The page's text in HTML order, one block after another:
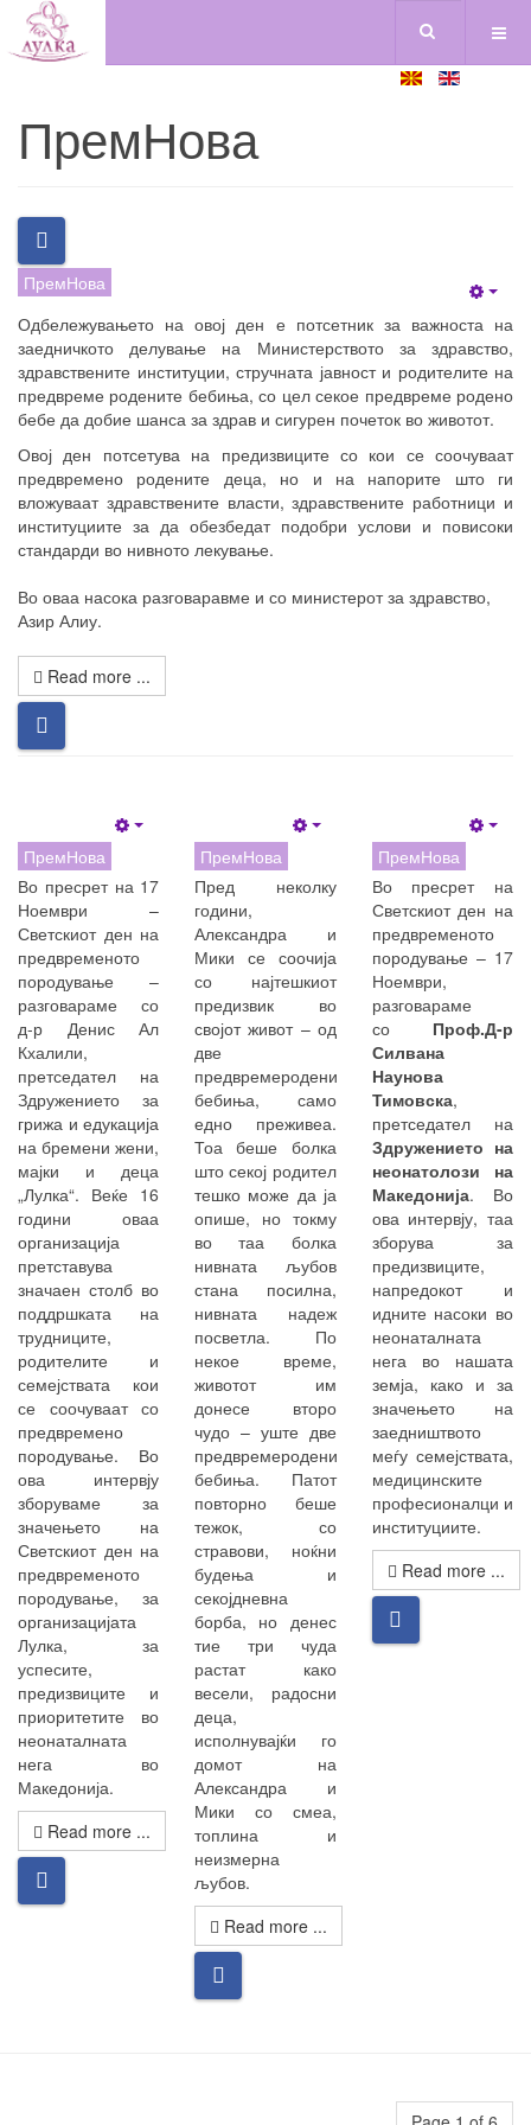
ПремНова
ПремНова
Одбележувањето на овој ден е потсетник за важноста на
заедничкото делување на Министерството за здравство,
здравствените институции, стручната јавност и родителите на
предвреме родените бебиња, со цел секое предвреме родено
бебе да добие шанса за здрав и сигурен почеток во животот.
Овој ден потсетува на предизвиците со кои се соочуваат
предвремено родените деца, но и на напорите што ги
вложуваат здравствените власти, здравствените работници и
институциите за да обезбедат подобри услови и повисоки
стандарди во нивното лекување.
Во оваа насока разговаравме и со министерот за здравство,
Азир Алиу.
Read more ...
ПремНова
Во пресрет на 17
Ноември –
Светскиот ден на
предвременото
породување –
разговараме со
д-р Денис Ал
Кхалили,
претседател на
Здружението за
грижа и едукација
на бремени жени,
мајки и деца
„Лулка“. Веќе 16
години оваа
организација
претставува
значаен столб во
поддршката на
трудниците,
родителите и
семејствата кои
се соочуваат со
предвремено
породување. Во
ова интервју
зборуваме за
значењето на
Светскиот ден на
предвременото
породување, за
организацијата
Лулка, за
успесите,
предизвиците и
приоритетите во
неонаталната
нега во
Македонија.
Read more ...
ПремНова
Пред неколку
години,
Александра и
Мики се соочија
со најтешкиот
предизвик во
својот живот – од
две
предвремеродени
бебиња, само
едно преживеа.
Тоа беше болка
што секој родител
тешко може да ја
опише, но токму
во таа болка
нивната љубов
стана посилна,
нивната надеж
посветла. По
некое време,
животот им
донесе второ
чудо – уште две
предвремеродени
бебиња. Патот
повторно беше
тежок, со
стравови, ноќни
будења и
секојдневна
борба, но денес
тие три чуда
растат како
весели, радосни
деца,
исполнувајќи го
домот на
Александра и
Мики со смеа,
топлина и
неизмерна
љубов.
Read more ...
ПремНова
Во пресрет на
Светскиот ден на
предвременото
породување – 17
Ноември,
разговараме
соПроф.Д-р
Силвана
Наунова
Тимовска,
претседател на
Здружението на
неонатолози на
Македонија. Во
ова интервју, таа
зборува за
предизвиците,
напредокот и
идните насоки во
неонаталната
нега во нашата
земја, како и за
значењето на
заедништвото
меѓу семејствата,
медицинските
професионалци и
институциите.
Read more ...